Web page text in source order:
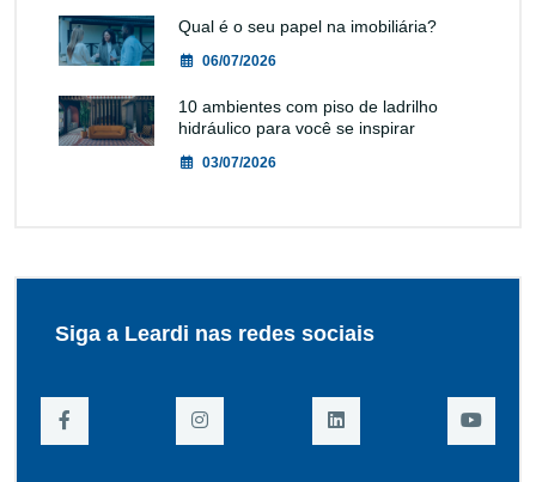
Qual é o seu papel na imobiliária?
06/07/2026
10 ambientes com piso de ladrilho
hidráulico para você se inspirar
03/07/2026
Siga a Leardi nas redes sociais